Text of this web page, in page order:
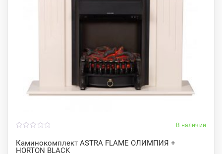
В наличии
Каминокомплект ASTRA FLAME ОЛИМПИЯ +
HORTON BLACK
o
u
t